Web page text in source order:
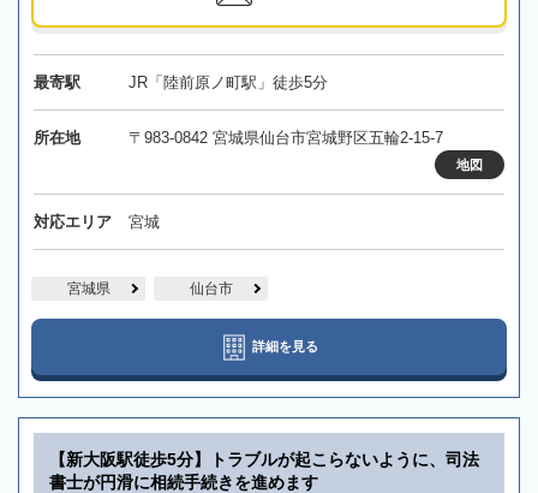
最寄駅 JR「陸前原ノ町駅」徒歩5分
所在地 〒983-0842 宮城県仙台市宮城野区五輪2-15-7
地図
対応エリア 宮城
宮城県 仙台市
詳細を見る
【新大阪駅徒歩5分】トラブルが起こらないように、司法
書士が円滑に相続手続きを進めます